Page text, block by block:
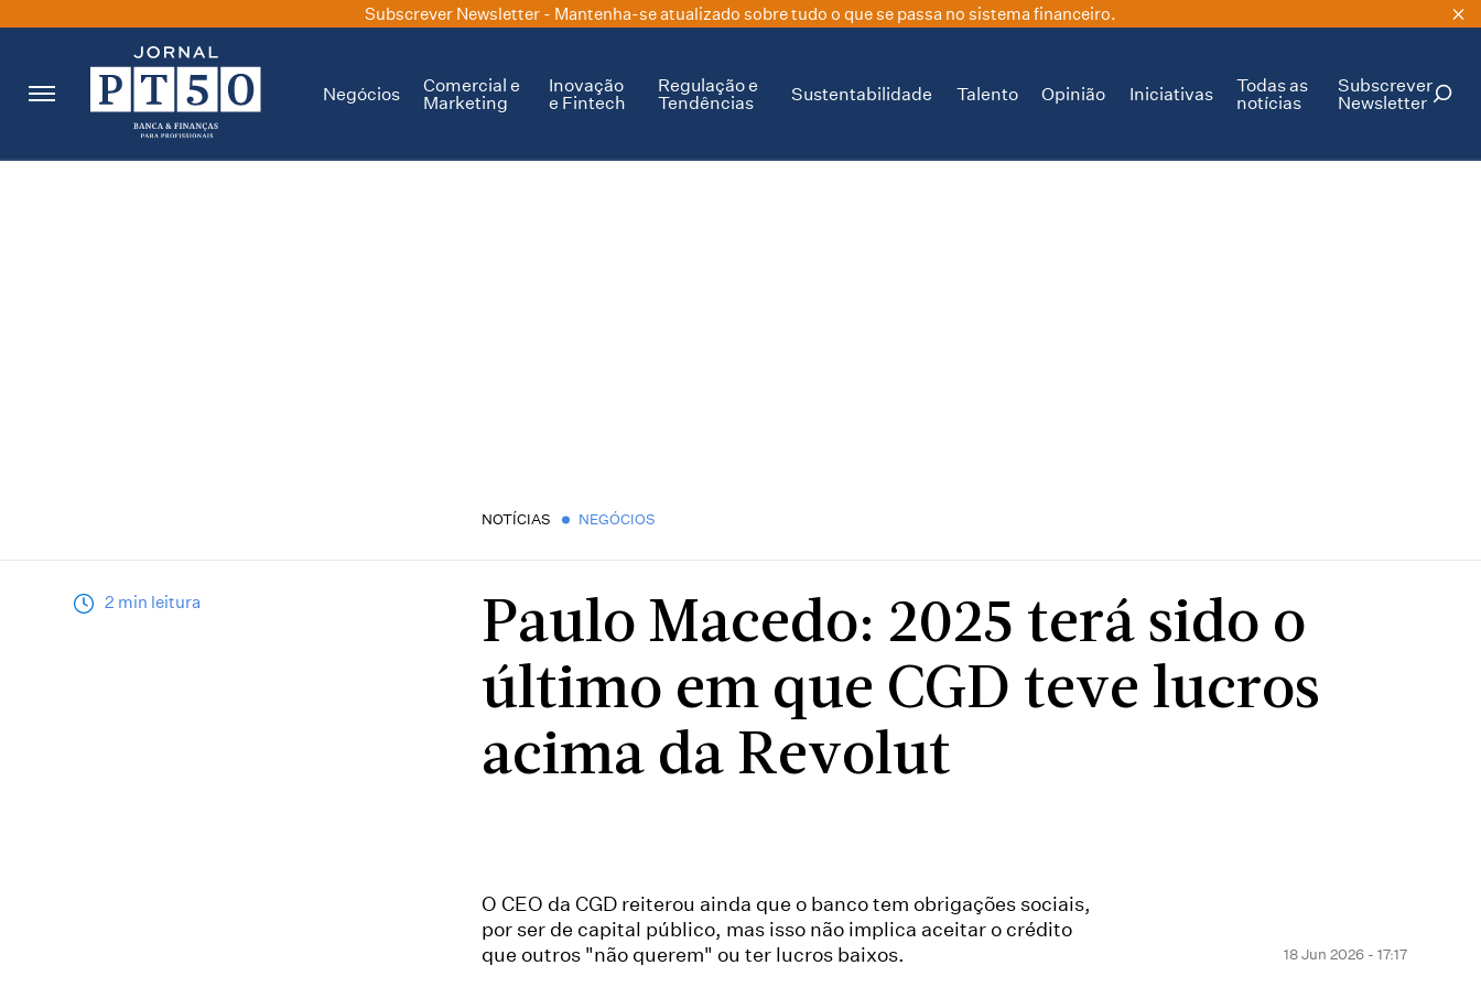
Subscrever Newsletter - Mantenha-se atualizado sobre tudo o que se passa no sistema financeiro.
Negócios
Comercial e
Marketing
Inovação
e Fintech
Regulação e
Tendências
Sustentabilidade Talento Opinião Iniciativas
Todas as
notícias
Subscrever
Newsletter
NOTÍCIAS NEGÓCIOS
2 min leitura
Paulo Macedo: 2025 terá sido o
último em que CGD teve lucros
acima da Revolut
O CEO da CGD reiterou ainda que o banco tem obrigações sociais,
por ser de capital público, mas isso não implica aceitar o crédito
que outros "não querem" ou ter lucros baixos.
18 Jun 2026 - 17:17